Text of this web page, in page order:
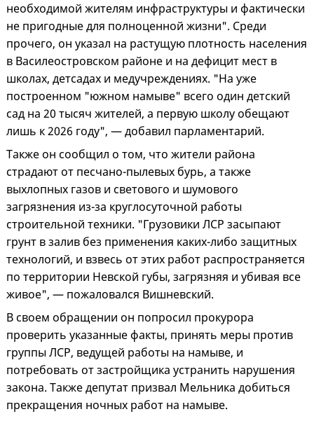
необходимой жителям инфраструктуры и фактически
не пригодные для полноценной жизни". Среди
прочего, он указал на растущую плотность населения
в Василеостровском районе и на дефицит мест в
школах, детсадах и медучреждениях. "На уже
построенном "южном намыве" всего один детский
сад на 20 тысяч жителей, а первую школу обещают
лишь к 2026 году", — добавил парламентарий.
Также он сообщил о том, что жители района
страдают от песчано-пылевых бурь, а также
выхлопных газов и светового и шумового
загрязнения из-за круглосуточной работы
строительной техники. "Грузовики ЛСР засыпают
грунт в залив без применения каких-либо защитных
технологий, и взвесь от этих работ распространяется
по территории Невской губы, загрязняя и убивая все
живое", — пожаловался Вишневский.
В своем обращении он попросил прокурора
проверить указанные факты, принять меры против
группы ЛСР, ведущей работы на намыве, и
потребовать от застройщика устранить нарушения
закона. Также депутат призвал Мельника добиться
прекращения ночных работ на намыве.